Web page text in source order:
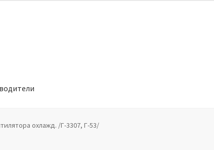
обработки персональных данных
охлажд. /Г-3307, Г-53/